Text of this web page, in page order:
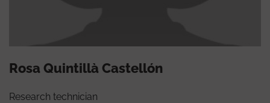
Rosa Quintillà Castellón
Research technician